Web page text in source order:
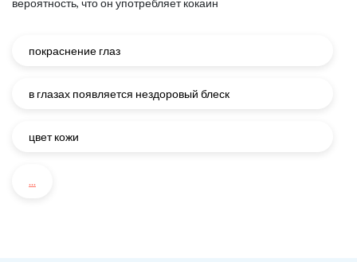
вероятность, что он употребляет кокаин
покраснение глаз
в глазах появляется нездоровый блеск
цвет кожи
...